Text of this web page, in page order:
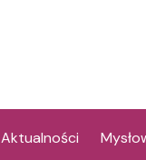
Aktualności